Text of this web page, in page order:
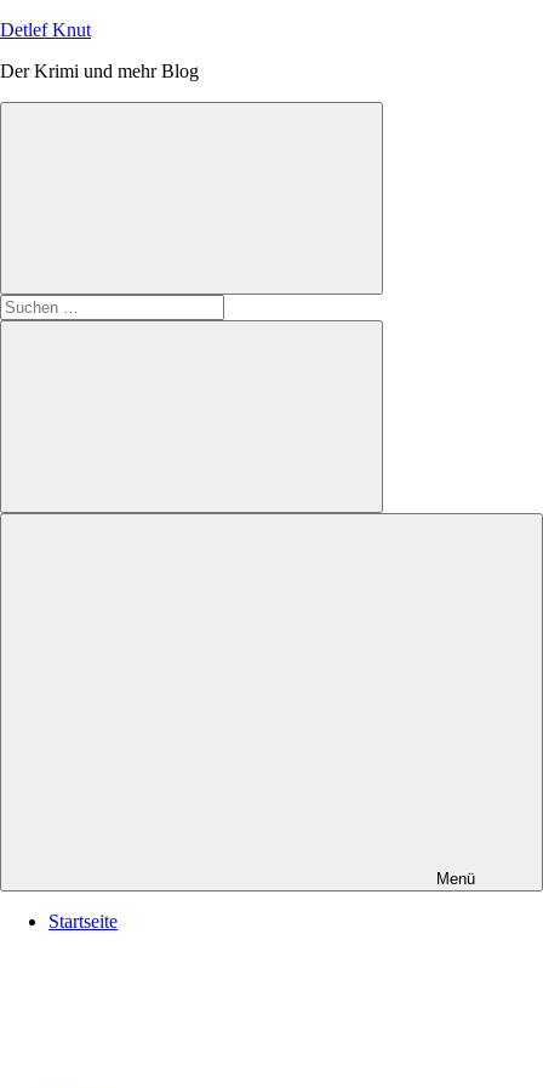
Zum
springen
Detlef Knut
Der Krimi und mehr Blog
Suchen
nach:
Suchen
Menü
Startseite